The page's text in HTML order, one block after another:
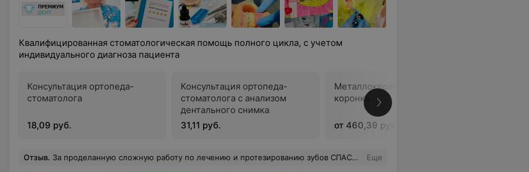
Квалифицированная стоматологическая помощь полного цикла, с учетом
индивидуального диагноза пациента
Консультация ортопеда-
стоматолога
18,09 руб.
Консультация ортопеда-
стоматолога с анализом
дентального снимка
31,11 руб.
Металлокерамическая
коронка
от 460,39 руб.
Отзыв. За проделанную сложную работу по лечению и протезированию зубов СПАСИБО Геннадию Степановичу Кириковичу. После консультации с этим врачом нет необходимости в поисках другой клиники. Обстоятельно и доходчиво рассказывает об этапах предстоящей работы - и ему доверяешь. Опытный профессионал с хорошим чувством юмора. С уважением, Нина Ивановна. Еще